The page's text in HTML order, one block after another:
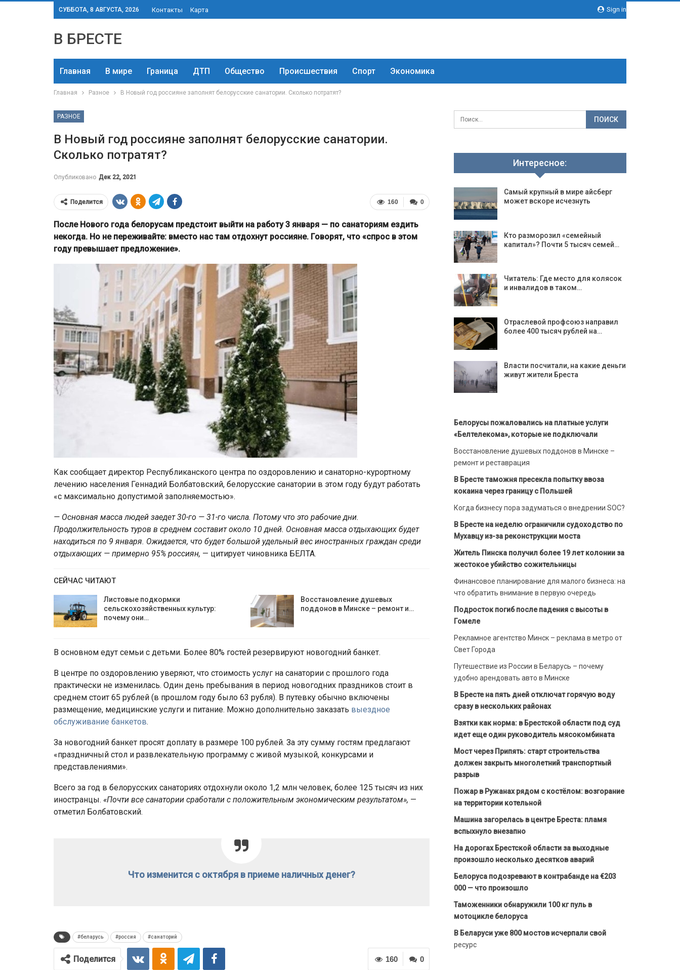
Sign in
СУББОТА, 8 АВГУСТА, 2026 Контакты Карта
В БРЕСТЕ
Главная В мире Граница ДТП Общество Происшествия Спорт Экономика
Главная Разное В Новый год россияне заполнят белорусские санатории. Сколько потратят?
РАЗНОЕ
В Новый год россияне заполнят белорусские санатории.
Сколько потратят?
Опубликовано Дек 22, 2021
0
160
Поделится
После Нового года белорусам предстоит выйти на работу 3 января — по санаториям ездить
некогда. Но не переживайте: вместо нас там отдохнут россияне. Говорят, что «спрос в этом
году превышает предложение».
Как сообщает директор Республиканского центра по оздоровлению и санаторно-курортному
лечению населения Геннадий Болбатовский, белорусские санатории в этом году будут работать
«с максимально допустимой заполняемостью».
— Основная масса людей заедет 30-го — 31-го числа. Потому что это рабочие дни.
Продолжительность туров в среднем составит около 10 дней. Основная масса отдыхающих будет
находиться по 9 января. Ожидается, что будет большой удельный вес иностранных граждан среди
отдыхающих — примерно 95% россиян, — цитирует чиновника БЕЛТА.
СЕЙЧАС ЧИТАЮТ
Листовые подкормки
сельскохозяйственных культур:
почему они…
Восстановление душевых
поддонов в Минске – ремонт и…
В основном едут семьи с детьми. Более 80% гостей резервируют новогодний банкет.
В центре по оздоровлению уверяют, что стоимость услуг на санатории с прошлого года
практически не изменилась. Один день пребывания в период новогодних праздников стоит в
среднем стоит 65 рублей (в прошлом году было 63 рубля). В путевку обычно включены
размещение, медицинские услуги и питание. Можно дополнительно заказать выездное
обслуживание банкетов.
За новогодний банкет просят доплату в размере 100 рублей. За эту сумму гостям предлагают
«праздничный стол и развлекательную программу с живой музыкой, конкурсами и
представлениями».
Всего за год в белорусских санаториях отдохнули около 1,2 млн человек, более 125 тысяч из них
иностранцы. «Почти все санатории сработали с положительным экономическим результатом», —
отметил Болбатовский.
Что изменится с октября в приеме наличных денег?
#беларусь #россия #санаторий
0
160
Поделится
Интересное:
Самый крупный в мире айсберг
может вскоре исчезнуть
Кто разморозил «семейный
капитал»? Почти 5 тысяч семей…
Читатель: Где место для колясок
и инвалидов в таком…
Отраслевой профсоюз направил
более 400 тысяч рублей на…
Власти посчитали, на какие деньги
живут жители Бреста
Белорусы пожаловались на платные услуги
«Белтелекома», которые не подключали
Восстановление душевых поддонов в Минске –
ремонт и реставрация
В Бресте таможня пресекла попытку ввоза
кокаина через границу с Польшей
Когда бизнесу пора задуматься о внедрении SOC?
В Бресте на неделю ограничили судоходство по
Мухавцу из-за реконструкции моста
Житель Пинска получил более 19 лет колонии за
жестокое убийство сожительницы
Финансовое планирование для малого бизнеса: на
что обратить внимание в первую очередь
Подросток погиб после падения с высоты в
Гомеле
Рекламное агентство Минск – реклама в метро от
Свет Города
Путешествие из России в Беларусь – почему
удобно арендовать авто в Минске
В Бресте на пять дней отключат горячую воду
сразу в нескольких районах
Взятки как норма: в Брестской области под суд
идет еще один руководитель мясокомбината
Мост через Припять: старт строительства
должен закрыть многолетний транспортный
разрыв
Пожар в Ружанах рядом с костёлом: возгорание
на территории котельной
Машина загорелась в центре Бреста: пламя
вспыхнуло внезапно
На дорогах Брестской области за выходные
произошло несколько десятков аварий
Белоруса подозревают в контрабанде на €203
000 — что произошло
Таможенники обнаружили 100 кг пуль в
мотоцикле белоруса
В Беларуси уже 800 мостов исчерпали свой
ресурс